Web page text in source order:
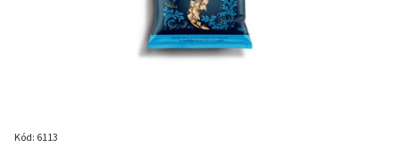
Kód: 6113